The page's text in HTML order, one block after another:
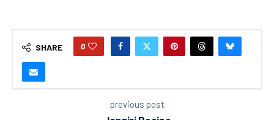
SHARE 0
previous post